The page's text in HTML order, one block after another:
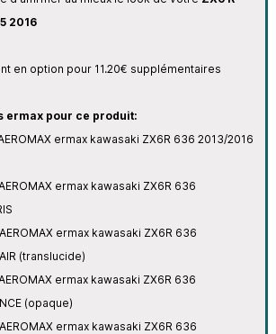
2016
en option pour 11.20€ supplémentaires
ermax pour ce produit:
ermax kawasaki ZX6R 636 2013/2016
ermax kawasaki ZX6R 636
ermax kawasaki ZX6R 636
(translucide)
ermax kawasaki ZX6R 636
(opaque)
ermax kawasaki ZX6R 636